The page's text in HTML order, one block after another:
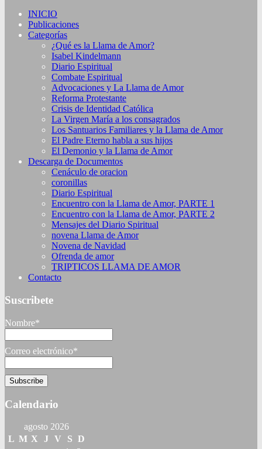
INICIO
Publicaciones
Categorías
¿Qué es la Llama de Amor?
Isabel Kindelmann
Diario Espiritual
Combate Espiritual
Advocaciones y La Llama de Amor
Reforma Protestante
Crisis de Identidad Católica
La Virgen María a los consagrados
Los Santuarios Familiares y la Llama de Amor
El Padre Eterno habla a sus hijos
El Demonio y la Llama de Amor
Descarga de Documentos
Cenáculo de oracion
coronillas
Diario Espiritual
Encuentro con la Llama de Amor, PARTE 1
Encuentro con la Llama de Amor, PARTE 2
Mensajes del Diario Spiritual
novena Llama de Amor
Novena de Navidad
Ofrenda de amor
TRIPTICOS LLAMA DE AMOR
Contacto
Suscribete
Nombre*
Correo electrónico*
Calendario
agosto 2026
L M X J V S D